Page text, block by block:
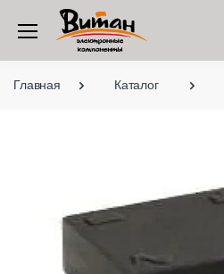
Главная Каталог